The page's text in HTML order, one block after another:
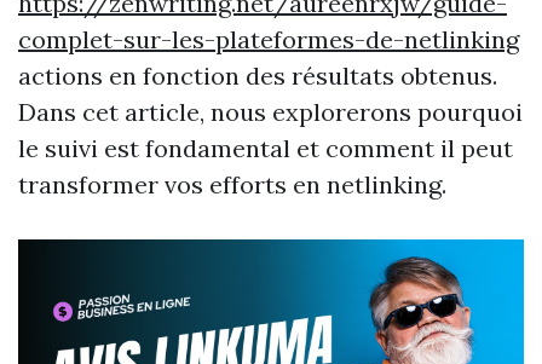
complet-sur-les-plateformes-de-netlinking
actions en fonction des résultats obtenus.
Dans cet article, nous explorerons pourquoi
le suivi est fondamental et comment il peut
transformer vos efforts en netlinking.